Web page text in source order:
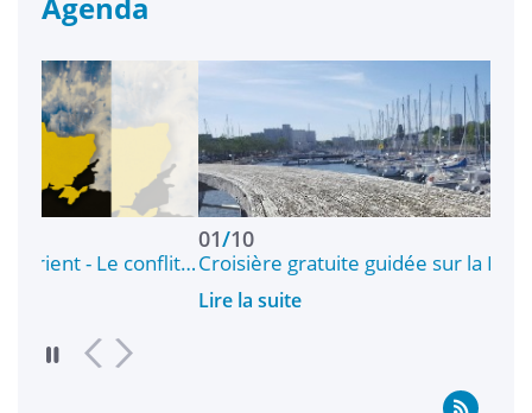
Croisière gratuite guidée sur la Rade de Lorient